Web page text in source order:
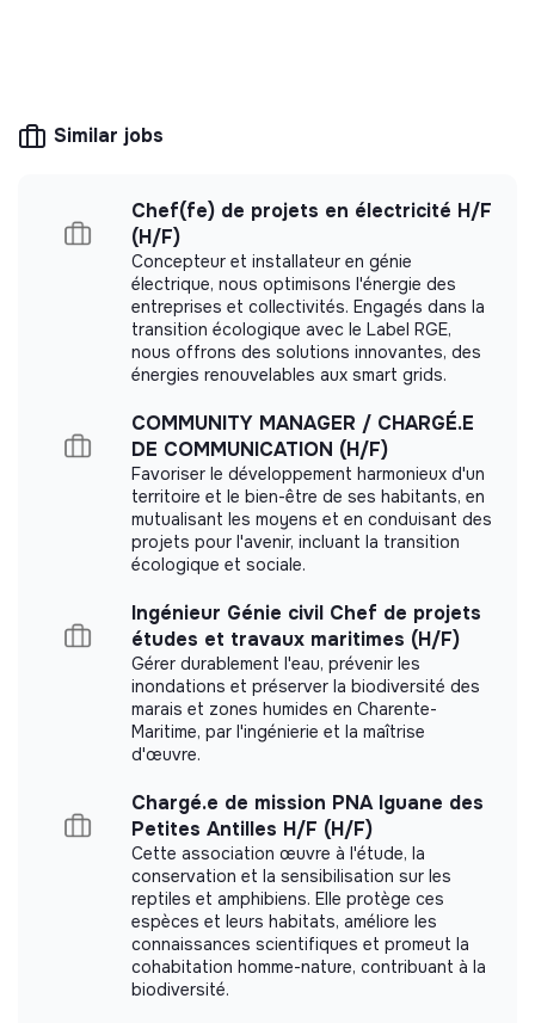
making potential is limited. It may be an
More information
Website
Nonprofit organization
< 15 persons
Citizen engagement
Impact study
Benenova Lille did not yet communicate its
Labels and certifications
This structure did not communicate to us the
labels or certifications that it was able to obtain.
Documents
Did not yet add a transparency document.
Similar jobs
Chef(fe) de projets en électricité H/F
(H/F)
Concepteur et installateur en génie
électrique, nous optimisons l'énergie des
entreprises et collectivités. Engagés dans la
transition écologique avec le Label RGE,
nous offrons des solutions innovantes, des
énergies renouvelables aux smart grids.
COMMUNITY MANAGER / CHARGÉ.E
DE COMMUNICATION (H/F)
Favoriser le développement harmonieux d'un
territoire et le bien-être de ses habitants, en
mutualisant les moyens et en conduisant des
projets pour l'avenir, incluant la transition
écologique et sociale.
Ingénieur Génie civil Chef de projets
études et travaux maritimes (H/F)
Gérer durablement l'eau, prévenir les
inondations et préserver la biodiversité des
marais et zones humides en Charente-
Maritime, par l'ingénierie et la maîtrise
d'œuvre.
Chargé.e de mission PNA Iguane des
Petites Antilles H/F (H/F)
Cette association œuvre à l'étude, la
conservation et la sensibilisation sur les
reptiles et amphibiens. Elle protège ces
espèces et leurs habitats, améliore les
connaissances scientifiques et promeut la
cohabitation homme-nature, contribuant à la
biodiversité.